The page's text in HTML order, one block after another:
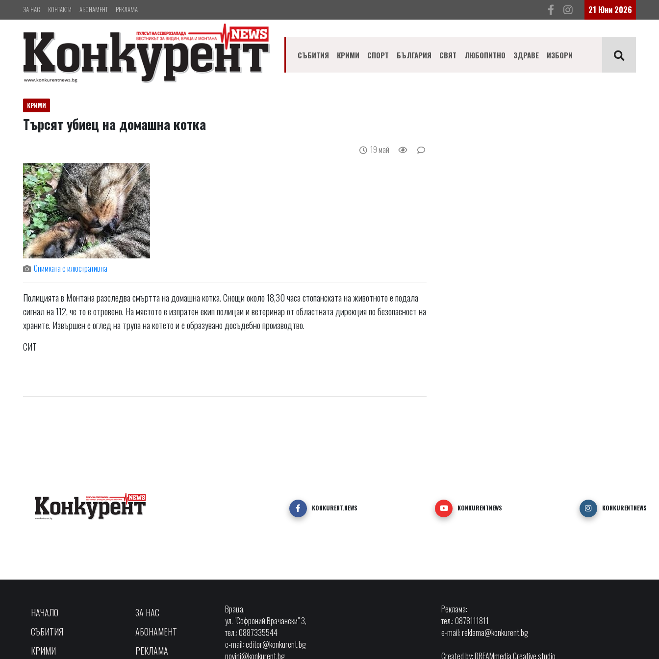
ЗА НАС КОНТАКТИ АБОНАМЕНТ РЕКЛАМА 21 Юни 2026
СЪБИТИЯ КРИМИ СПОРТ БЪЛГАРИЯ СВЯТ ЛЮБОПИТНО ЗДРАВЕ ИЗБОРИ
КРИМИ
Търсят убиец на домашна котка
19 май
Снимката е илюстративна
Полицията в Монтана разследва смъртта на домашна котка. Снощи около 18,30 часа стопанската на животното е подала
сигнал на 112, че то е отровено. На мястото е изпратен екип полицаи и ветеринар от областната дирекция по безопасност на
храните. Извършен е оглед на трупа на котето и е образувано досъдебно производтво.
СИТ
KONKURENT.NEWS KONKURENTNEWS KONKURENTNEWS
НАЧАЛО
СЪБИТИЯ
КРИМИ
ЗА НАС
АБОНАМЕНТ
РЕКЛАМА
Враца,
ул. "Софроний Врачански" 3,
тел.: 0887335544
e-mail:editor@konkurent.bg
novini@konkurent.bg
Реклама:
тел.: 0878111811
e-mail:reklama@konkurent.bg
Created by:DREAMmedia Creative studio